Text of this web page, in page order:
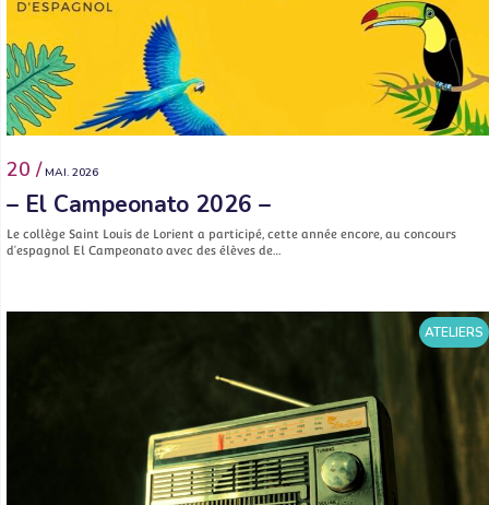
20 / MAI. 2026
– El Campeonato 2026 –
Le collège Saint Louis de Lorient a participé, cette année encore, au concours
d’espagnol El Campeonato avec des élèves de…
ATELIERS